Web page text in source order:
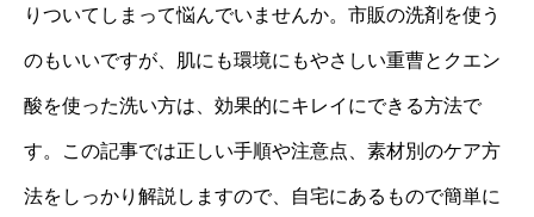
りついてしまって悩んでいませんか。市販の洗剤を使う
のもいいですが、肌にも環境にもやさしい重曹とクエン
酸を使った洗い方は、効果的にキレイにできる方法で
す。この記事では正しい手順や注意点、素材別のケア方
法をしっかり解説しますので、自宅にあるもので簡単に